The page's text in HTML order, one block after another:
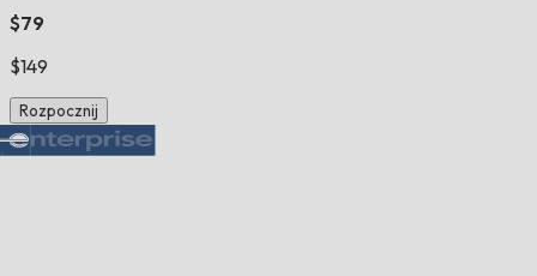
$79
$149
Rozpocznij